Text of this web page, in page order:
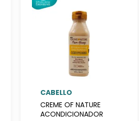
CABELLO
CREME OF NATURE
ACONDICIONADOR